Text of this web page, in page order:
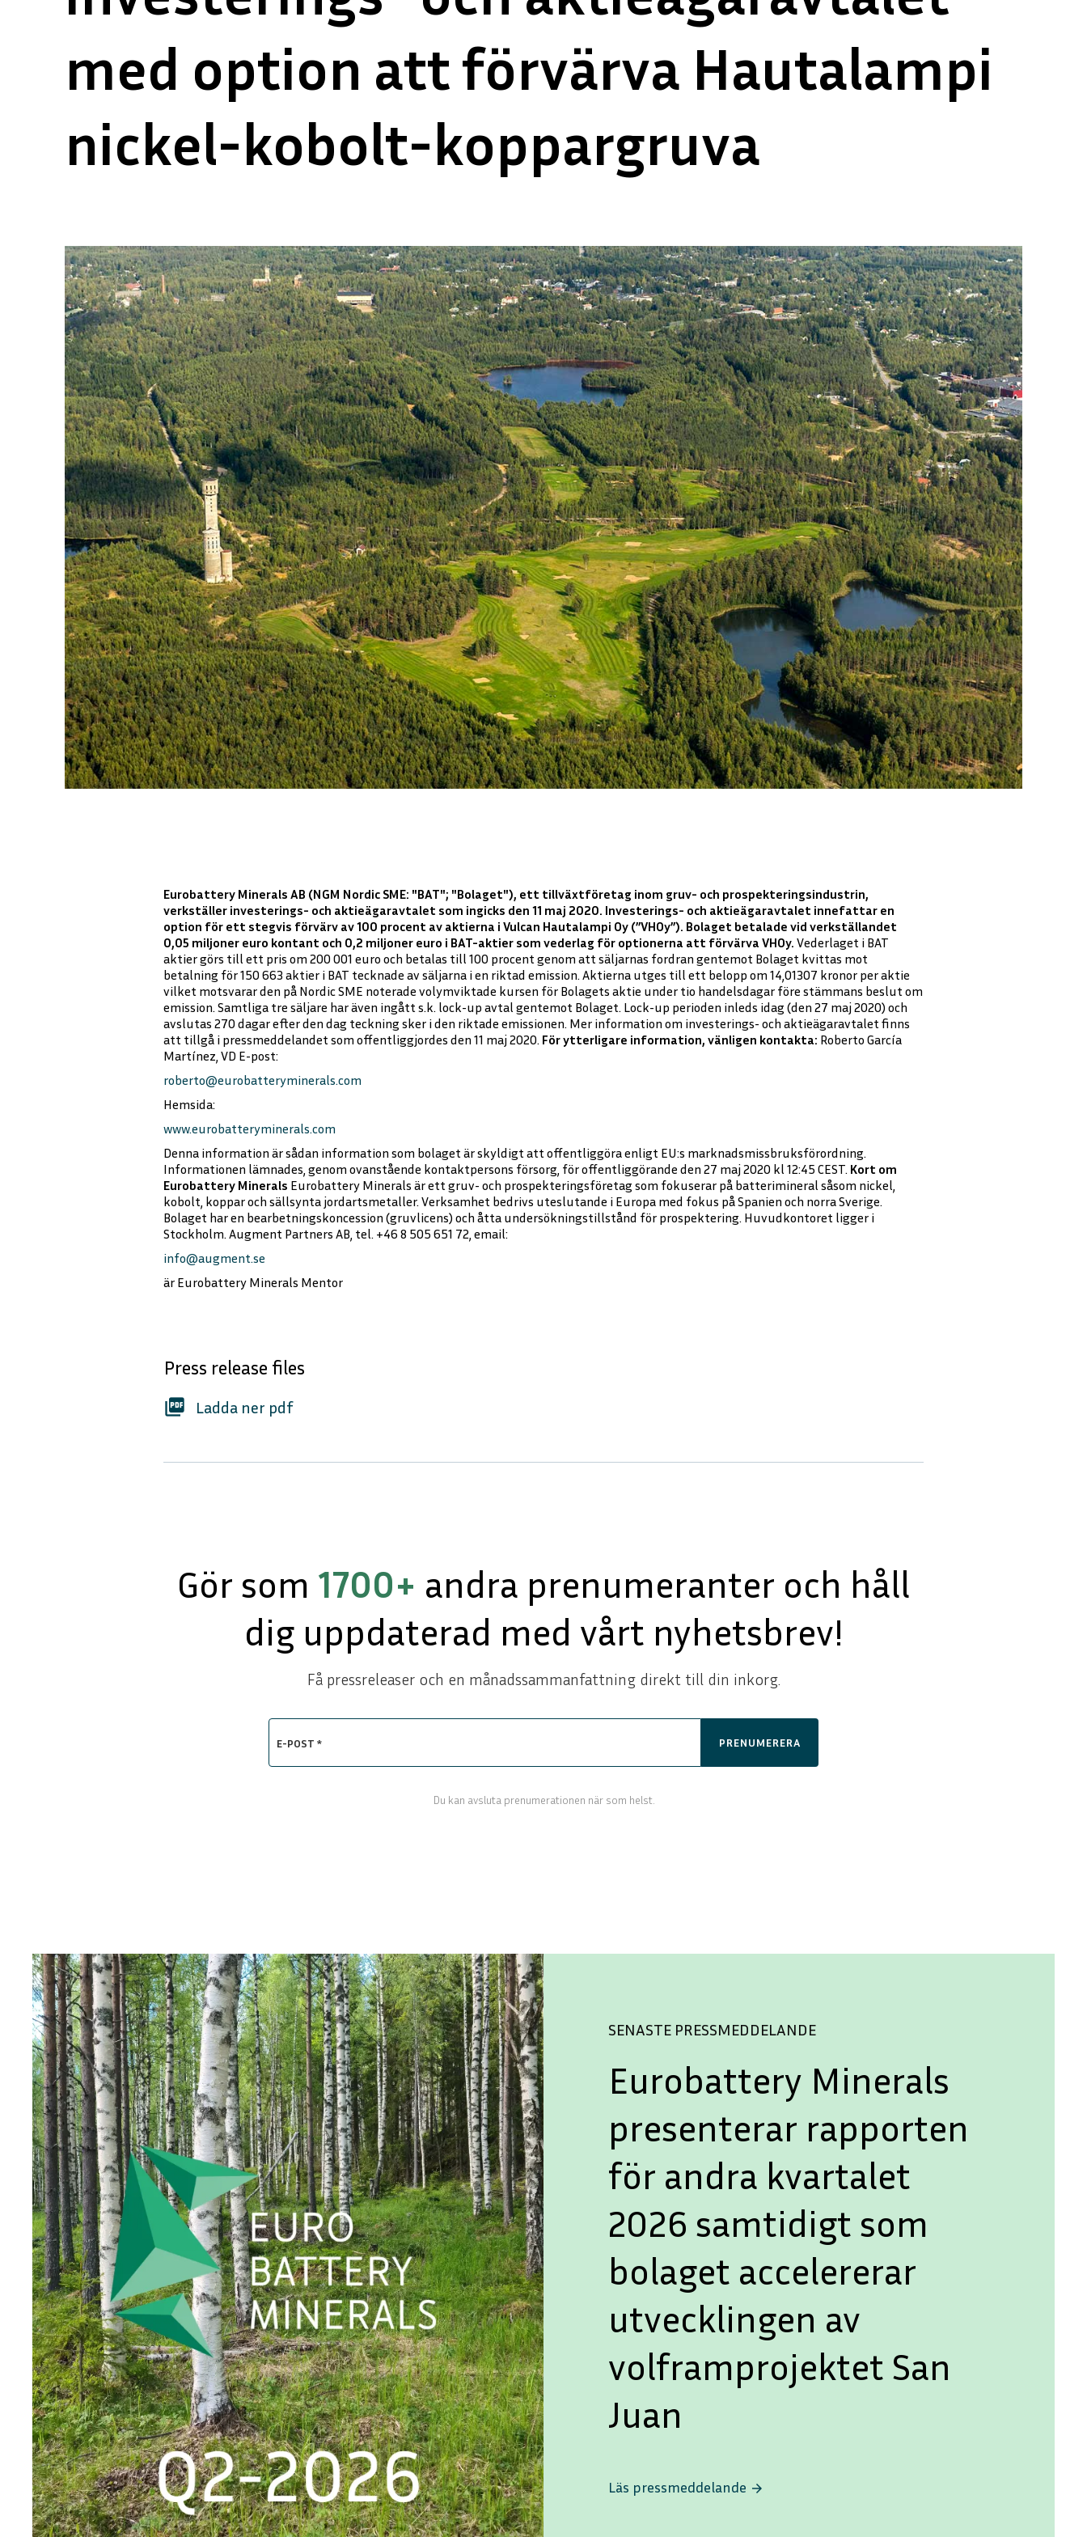
ENGLISH DEUTSCH
med option att förvärva Hautalampi
nickel-kobolt-koppargruva
Eurobattery Minerals AB (NGM Nordic SME: "BAT"; "Bolaget"), ett tillväxtföretag inom gruv- och prospekteringsindustrin,
verkställer investerings- och aktieägaravtalet som ingicks den 11 maj 2020. Investerings- och aktieägaravtalet innefattar en
option för ett stegvis förvärv av 100 procent av aktierna i Vulcan Hautalampi Oy (”VHOy”). Bolaget betalade vid verkställandet
0,05 miljoner euro kontant och 0,2 miljoner euro i BAT-aktier som vederlag för optionerna att förvärva VHOy. Vederlaget i BAT
aktier görs till ett pris om 200 001 euro och betalas till 100 procent genom att säljarnas fordran gentemot Bolaget kvittas mot
betalning för 150 663 aktier i BAT tecknade av säljarna i en riktad emission. Aktierna utges till ett belopp om 14,01307 kronor per aktie
vilket motsvarar den på Nordic SME noterade volymviktade kursen för Bolagets aktie under tio handelsdagar före stämmans beslut om
emission. Samtliga tre säljare har även ingått s.k. lock-up avtal gentemot Bolaget. Lock-up perioden inleds idag (den 27 maj 2020) och
avslutas 270 dagar efter den dag teckning sker i den riktade emissionen. Mer information om investerings- och aktieägaravtalet finns
att tillgå i pressmeddelandet som offentliggjordes den 11 maj 2020. För ytterligare information, vänligen kontakta: Roberto García
Martínez, VD E-post:
roberto@eurobatteryminerals.com
Hemsida:
www.eurobatteryminerals.com
Denna information är sådan information som bolaget är skyldigt att offentliggöra enligt EU:s marknadsmissbruksförordning.
Informationen lämnades, genom ovanstående kontaktpersons försorg, för offentliggörande den 27 maj 2020 kl 12:45 CEST. Kort om
Eurobattery Minerals Eurobattery Minerals är ett gruv- och prospekteringsföretag som fokuserar på batterimineral såsom nickel,
kobolt, koppar och sällsynta jordartsmetaller. Verksamhet bedrivs uteslutande i Europa med fokus på Spanien och norra Sverige.
Bolaget har en bearbetningskoncession (gruvlicens) och åtta undersökningstillstånd för prospektering. Huvudkontoret ligger i
Stockholm. Augment Partners AB, tel. +46 8 505 651 72, email:
info@augment.se
är Eurobattery Minerals Mentor
Press release files
picture_as_pdf
Ladda ner pdf
Gör som 1700+ andra prenumeranter och håll
dig uppdaterad med vårt nyhetsbrev!
Få pressreleaser och en månadssammanfattning direkt till din inkorg.
E-POST * PRENUMERERA
Du kan avsluta prenumerationen när som helst.
SENASTE PRESSMEDDELANDE
Eurobattery Minerals
presenterar rapporten
för andra kvartalet
2026 samtidigt som
bolaget accelererar
utvecklingen av
volframprojektet San
Juan
Läs pressmeddelande arrow_forward